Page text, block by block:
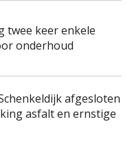
twee keer enkele
onderhoud
afgesloten
asfalt en ernstige